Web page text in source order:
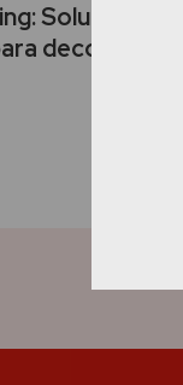
Soluções de
decoração de